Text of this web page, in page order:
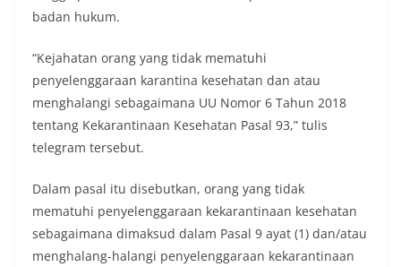
badan hukum.
“Kejahatan orang yang tidak mematuhi
penyelenggaraan karantina kesehatan dan atau
menghalangi sebagaimana UU Nomor 6 Tahun 2018
tentang Kekarantinaan Kesehatan Pasal 93,” tulis
telegram tersebut.
Dalam pasal itu disebutkan, orang yang tidak
mematuhi penyelenggaraan kekarantinaan kesehatan
sebagaimana dimaksud dalam Pasal 9 ayat (1) dan/atau
menghalang-halangi penyelenggaraan kekarantinaan